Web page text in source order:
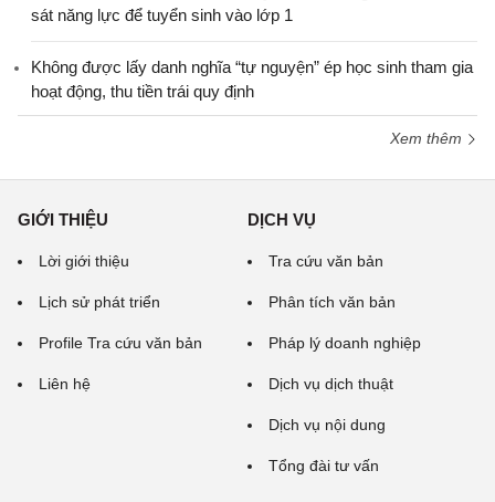
sát năng lực để tuyển sinh vào lớp 1
Không được lấy danh nghĩa “tự nguyện” ép học sinh tham gia
hoạt động, thu tiền trái quy định
Xem thêm
GIỚI THIỆU
Lời giới thiệu
Lịch sử phát triển
Profile Tra cứu văn bản
Liên hệ
DỊCH VỤ
Tra cứu văn bản
Phân tích văn bản
Pháp lý doanh nghiệp
Dịch vụ dịch thuật
Dịch vụ nội dung
Tổng đài tư vấn